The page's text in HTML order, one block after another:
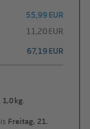
55,99 EUR
11,20 EUR
67,19 EUR
1,0 kg.
Freitag, 21.